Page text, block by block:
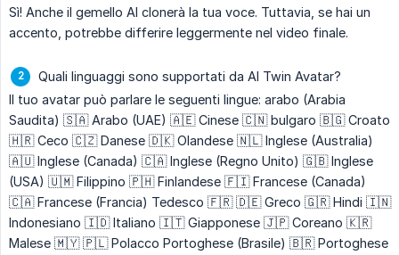
Sì! Anche il gemello AI clonerà la tua voce. Tuttavia, se hai un
accento, potrebbe differire leggermente nel video finale.
Quali linguaggi sono supportati da AI Twin Avatar?
Il tuo avatar può parlare le seguenti lingue: arabo (Arabia
Saudita) 🇸🇦 Arabo (UAE) 🇦🇪 Cinese 🇨🇳 bulgaro 🇧🇬 Croato
🇭🇷 Ceco 🇨🇿 Danese 🇩🇰 Olandese 🇳🇱 Inglese (Australia)
🇦🇺 Inglese (Canada) 🇨🇦 Inglese (Regno Unito) 🇬🇧 Inglese
(USA) 🇺🇲 Filippino 🇵🇭 Finlandese 🇫🇮 Francese (Canada)
🇨🇦 Francese (Francia) Tedesco 🇫🇷 🇩🇪 Greco 🇬🇷 Hindi 🇮🇳
Indonesiano 🇮🇩 Italiano 🇮🇹 Giapponese 🇯🇵 Coreano 🇰🇷
Malese 🇲🇾 🇵🇱 Polacco Portoghese (Brasile) 🇧🇷 Portoghese